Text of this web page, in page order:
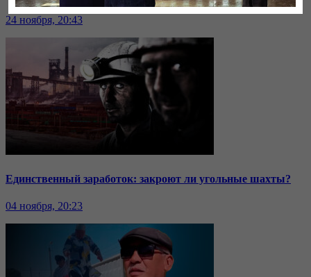
24 ноября, 20:43
Единственный заработок: закроют ли угольные шахты?
04 ноября, 20:23